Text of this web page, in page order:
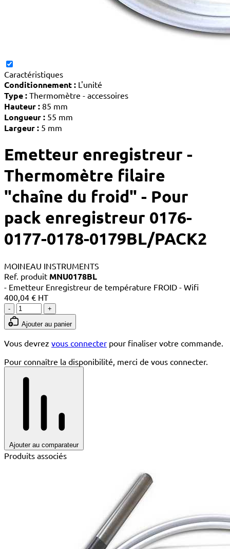
Caractéristiques
Conditionnement : L'unité
Type : Thermomètre - accessoires
Hauteur : 85 mm
Longueur : 55 mm
Largeur : 5 mm
Emetteur enregistreur -
Thermomètre filaire
"chaîne du froid" - Pour
pack enregistreur 0176-
0177-0178-0179BL/PACK2
MOINEAU INSTRUMENTS
Ref. produit MNU0178BL
- Emetteur Enregistreur de température FROID - Wifi
400,04 € HT
-
+
Ajouter au panier
Vous devrez vous connecter pour finaliser votre commande.
Pour connaître la disponibilité, merci de vous connecter.
Ajouter au comparateur
Produits associés